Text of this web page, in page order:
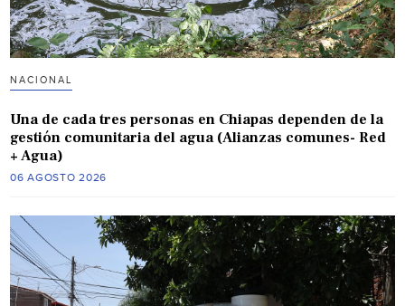
NACIONAL
Una de cada tres personas en Chiapas dependen de la
gestión comunitaria del agua (Alianzas comunes- Red
+ Agua)
06 AGOSTO 2026